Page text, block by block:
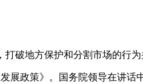
破地方保护和分割市场的行为
展政策》。国务院领导在讲话